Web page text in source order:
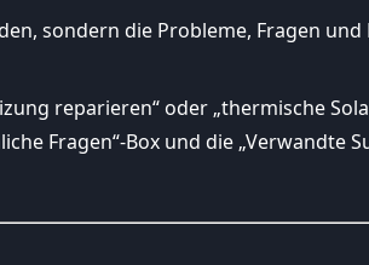
sondern die Probleme, Fragen
reparieren“ oder „thermische
Fragen“-Box und die „Verwandte